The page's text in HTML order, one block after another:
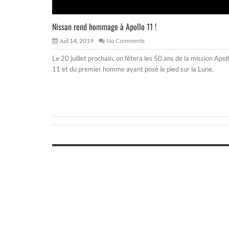
Nissan rend hommage à Apollo 11 !
Juil 14, 2019 No Comments
Le 20 juillet prochain, on fêtera les 50 ans de la mission
11 et du premier homme ayant posé le pied sur la Lune.